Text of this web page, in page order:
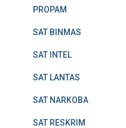
PROPAM
SAT BINMAS
SAT INTEL
SAT LANTAS
SAT NARKOBA
SAT RESKRIM